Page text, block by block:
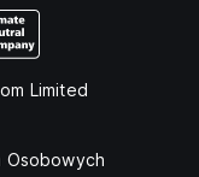
Limited
Osobowych